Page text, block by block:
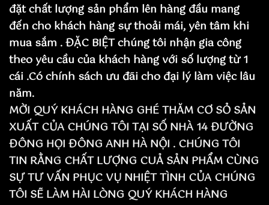
đặt chất lượng sản phẩm lên hàng đầu mang
đến cho khách hàng sự thoải mái, yên tâm khi
mua sắm . ĐẶC BIỆT chúng tôi nhận gia công
theo yêu cầu của khách hàng với số lượng từ 1
cái .Có chính sách ưu đãi cho đại lý làm việc lâu
năm.
MỜI QUÝ KHÁCH HÀNG GHÉ THĂM CƠ SỎ SẢN
XUẤT CỦA CHÚNG TÔI TẠI SỐ NHÀ 14 ĐƯỜNG
ĐÔNG HỌI ĐÔNG ANH HÀ NỘI . CHÚNG TÔI
TIN RẰNG CHẤT LƯỢNG CUẢ SẢN PHẨM CÙNG
SỰ TƯ VẤN PHỤC VỤ NHIỆT TÌNH CỦA CHÚNG
TÔI SẼ LÀM HÀI LÒNG QUÝ KHÁCH HÀNG